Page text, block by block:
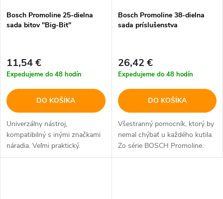
Bosch Promoline 25-dielna
sada bitov "Big-Bit"
11,54 €
Expedujeme do 48 hodín
DO KOŠÍKA
Univerzálny nástroj,
kompatibilný s inými značkami
náradia. Veľmi praktický.
Bosch Promoline 38-dielna
sada príslušenstva
26,42 €
Expedujeme do 48 hodín
DO KOŠÍKA
Všestranný pomocník, ktorý by
nemal chýbať u každého kutila.
Zo série BOSCH Promoline.